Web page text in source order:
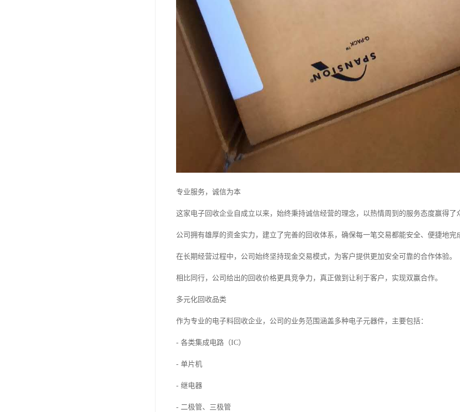
专业服务，诚信为本
这家电子回收企业自成立以来，始终秉持诚信经营的理念，以热情周到的服务态度赢得了
公司拥有雄厚的资金实力，建立了完善的回收体系，确保每一笔交易都能安全、便捷地完
在长期经营过程中，公司始终坚持现金交易模式，为客户提供更加安全可靠的合作体验。
相比同行，公司给出的回收价格更具竞争力，真正做到让利于客户，实现双赢合作。
多元化回收品类
作为专业的电子料回收企业，公司的业务范围涵盖多种电子元器件，主要包括：
- 各类集成电路（IC）
- 单片机
- 继电器
- 二极管、三极管